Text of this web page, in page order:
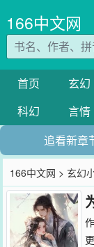
166中文网
首页 玄幻
科幻
言情
追看新章
166中文网 >玄幻